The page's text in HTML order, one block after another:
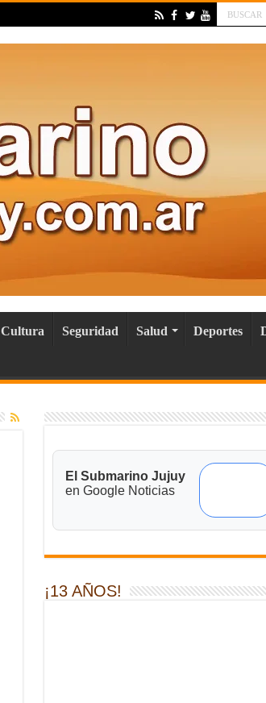
Cultura Seguridad Salud Deportes
El Submarino Jujuy
en Google Noticias
¡13 AÑOS!